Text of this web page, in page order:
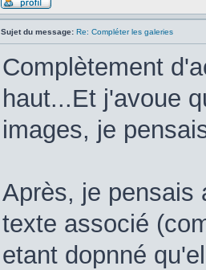
Sujet du message: Re: Compléter les galeries
Complètement
haut...Et j'avoue
images, je
Après, je pensais
texte associé
etant dopnné